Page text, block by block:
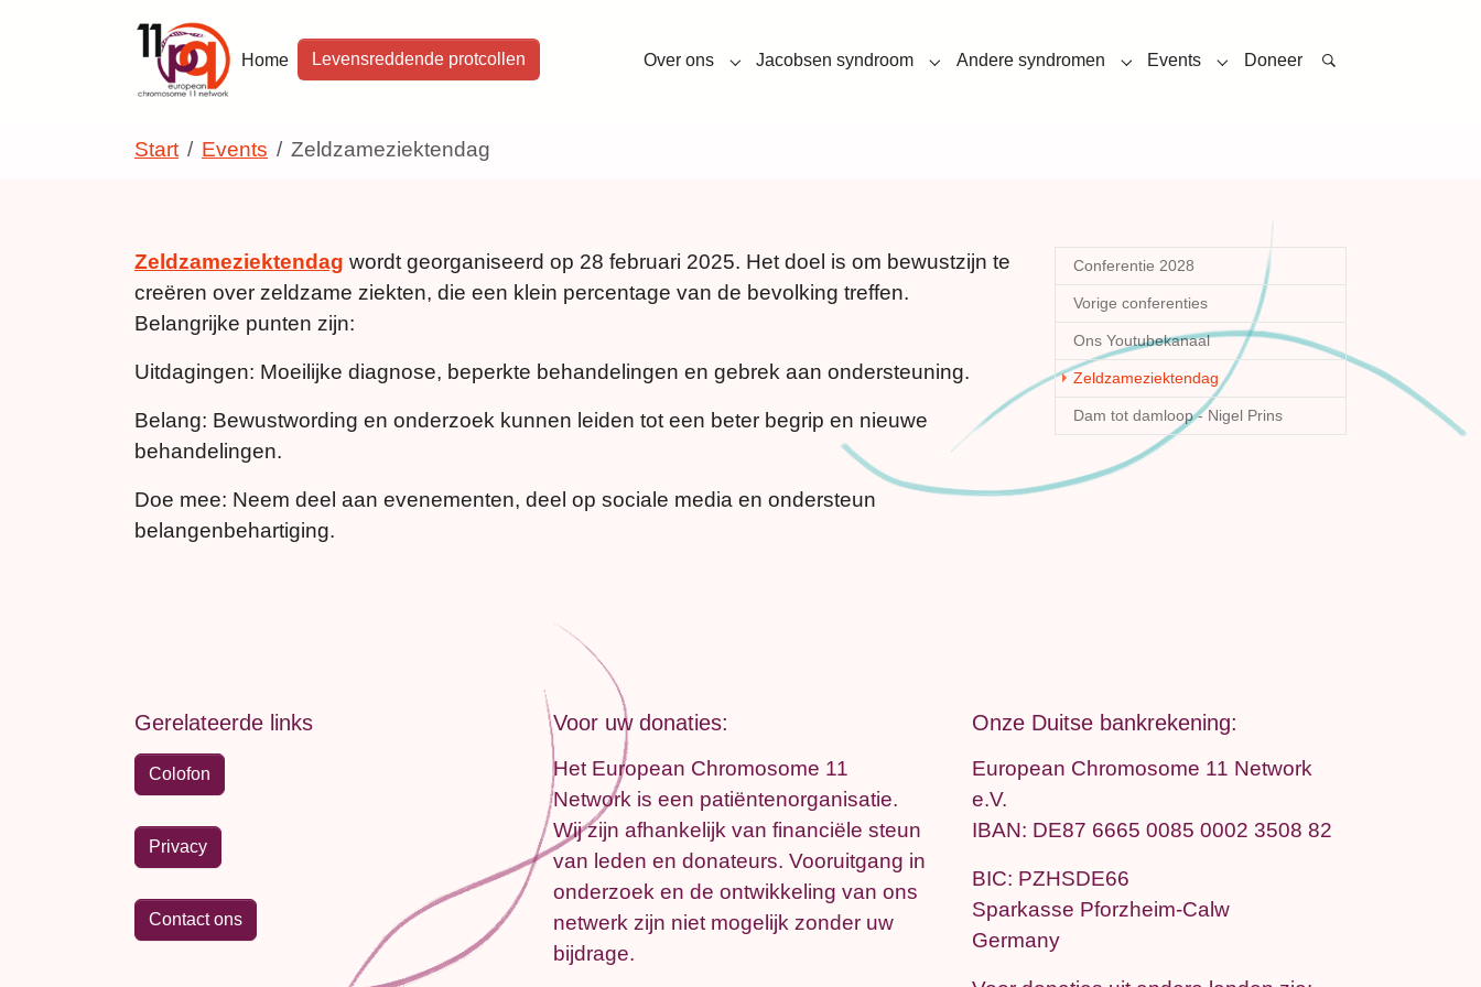
Home Levensreddende protcollen Over ons
Submenu for "Over ons"
Jacobsen syndroom
Submenu for "Jacobsen syndroom"
Andere syndromen
Submenu for "Andere syndromen"
Events
Submenu for "Events"
Doneer
Start Events Zeldzameziektendag
Zeldzameziektendag wordt georganiseerd op 28 februari 2025. Het doel is om bewustzijn te
creëren over zeldzame ziekten, die een klein percentage van de bevolking treffen.
Belangrijke punten zijn:
Uitdagingen: Moeilijke diagnose, beperkte behandelingen en gebrek aan ondersteuning.
Belang: Bewustwording en onderzoek kunnen leiden tot een beter begrip en nieuwe
behandelingen.
Doe mee: Neem deel aan evenementen, deel op sociale media en ondersteun
belangenbehartiging.
Conferentie 2028
Vorige conferenties
Ons Youtubekanaal
Zeldzameziektendag (current)
Dam tot damloop - Nigel Prins
Gerelateerde links
Colofon
Privacy
Contact ons
Voor uw donaties:
Het European Chromosome 11
Network is een patiëntenorganisatie.
Wij zijn afhankelijk van financiële steun
van leden en donateurs. Vooruitgang in
onderzoek en de ontwikkeling van ons
netwerk zijn niet mogelijk zonder uw
bijdrage.
Onze Duitse bankrekening:
European Chromosome 11 Network
e.V.
IBAN: DE87 6665 0085 0002 3508 82
BIC: PZHSDE66
Sparkasse Pforzheim-Calw
Germany